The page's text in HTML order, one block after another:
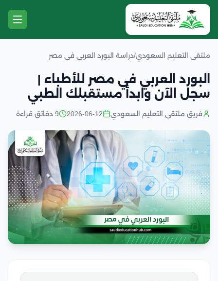
ملتقى التعليم السعودي/دراسة البورد العربي في مصر
البورد العربي في مصر للأطباء |
سجل الآن وابدأ مستقبلك الطبي
فريق ملتقى التعليم السعودي 2026-06-12 9 دقائق قراءة